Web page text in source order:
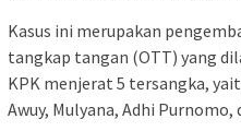
Kasus ini merupakan
tangkap tangan (OTT) yang
KPK menjerat 5 tersangka,
Awuy, Mulyana, Adhi Purnomo,